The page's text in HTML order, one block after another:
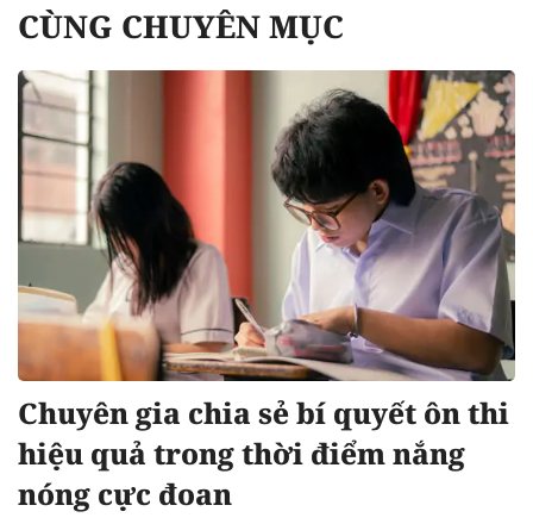
CÙNG CHUYÊN MỤC
Chuyên gia chia sẻ bí quyết ôn thi
hiệu quả trong thời điểm nắng
nóng cực đoan